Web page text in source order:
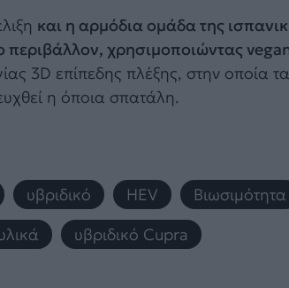
και η αρμόδια ομάδα της
περιβάλλον, χρησιμοποιώντας
3D επίπεδης πλέξης, στην οποία
η όποια σπατάλη.
, υβριδικό , HEV , Βιωσιμότητα
υβριδικό Cupra